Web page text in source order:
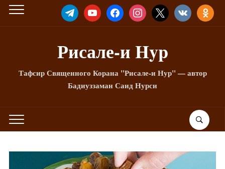
TELEGRAMYOUTUBEFACEBOOKINSTAGRAM
X VKONTAKTE
Рисале-и Hyp
Тафсир Священного Корана "Рисале-и Нур" — автор
Бадиуззаман Саид Нурси